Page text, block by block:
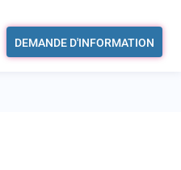
DEMANDE D'INFORMATION